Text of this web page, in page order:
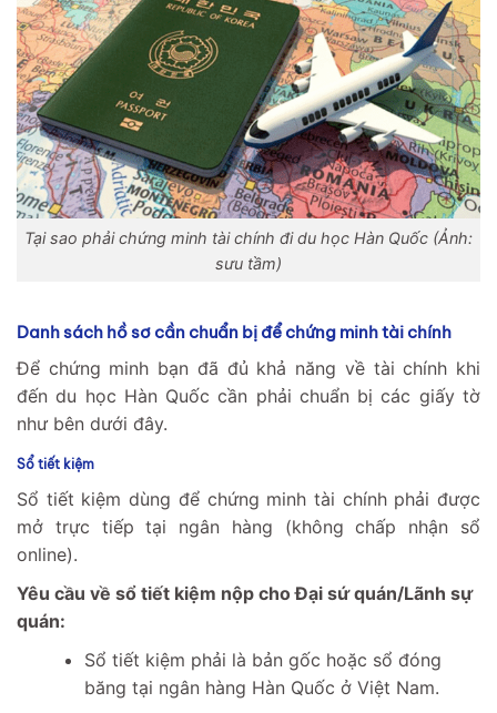
Tại sao phải chứng minh tài chính đi du học Hàn Quốc (Ảnh:
sưu tầm)
Danh sách hồ sơ cần chuẩn bị để chứng minh tài chính
Để chứng minh bạn đã đủ khả năng về tài chính khi
đến du học Hàn Quốc cần phải chuẩn bị các giấy tờ
như bên dưới đây.
Sổ tiết kiệm
Sổ tiết kiệm dùng để chứng minh tài chính phải được
mở trực tiếp tại ngân hàng (không chấp nhận sổ
online).
Yêu cầu về sổ tiết kiệm nộp cho Đại sứ quán/Lãnh sự
quán:
Sổ tiết kiệm phải là bản gốc hoặc sổ đóng
băng tại ngân hàng Hàn Quốc ở Việt Nam.